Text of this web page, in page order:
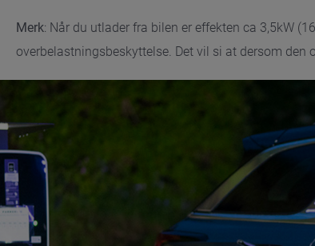
Merk: Når du utlader fra bilen er effekten ca 3,5kW
overbelastningsbeskyttelse. Det vil si at dersom den